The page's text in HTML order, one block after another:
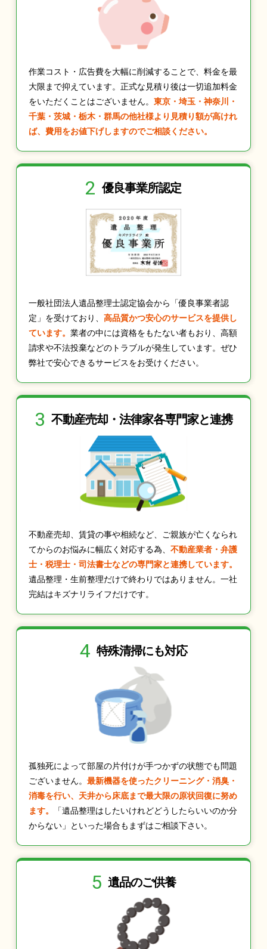
作業コスト・広告費を大幅に削減することで、料金を最
大限まで抑えています。正式な見積り後は一切追加料金
をいただくことはございません。 東京・埼玉・神奈川・
千葉・茨城・栃木・群馬の他社様より見積り額が高けれ
ば、費用をお値下げしますのでご相談ください。
2 優良事業所認定
一般社団法人遺品整理士認定協会から「優良事業者認
定」を受けており、 高品質かつ安心のサービスを提供し
ています。 業者の中には資格をもたない者もおり、高額
請求や不法投棄などのトラブルが発生しています。ぜひ
弊社で安心できるサービスをお受けください。
3 不動産売却・法律家各専門家と連携
不動産売却、賃貸の事や相続など、ご親族が亡くなられ
てからのお悩みに幅広く対応する為、 不動産業者・弁護
士・税理士・司法書士などの専門家と連携しています。
遺品整理・生前整理だけで終わりではありません。一社
完結はキズナリライフだけです。
4 特殊清掃にも対応
孤独死によって部屋の片付けが手つかずの状態でも問題
ございません。 最新機器を使ったクリーニング・消臭・
消毒を行い、天井から床底まで最大限の原状回復に努め
ます。
「遺品整理はしたいけれどどうしたらいいのか分
からない」といった場合もまずはご相談下さい。
5 遺品のご供養